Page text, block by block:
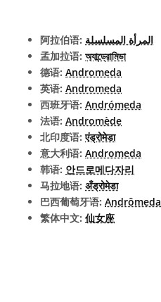
阿拉伯语: المرأة المسلسلة
孟加拉语: অ্যান্ড্রোমিডা
德语: Andromeda
英语: Andromeda
西班牙语: Andrómeda
法语: Andromède
北印度语:एंड्रोमेडा
意大利语: Andromeda
韩语: 안드로메다자리
马拉地语: अँड्रोमेडा
巴西葡萄牙语: Andrômeda
繁体中文: 仙女座